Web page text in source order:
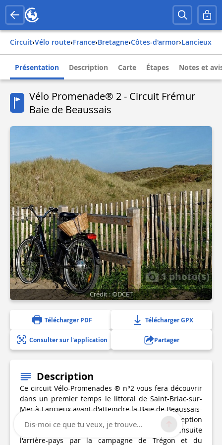
Circuit› Vélo route› france› bretagne› côtes-d'armor› lancieux
Présentation Description Carte Étapes Notes et
Vélo Promenade® 2 - Circuit Frémur
Baie de Beaussais
1 photo(s)
Crédit : ©DCET
Télécharger PDF Télécharger GPX
Consulter sur l'application Partager
Description
Ce circuit Vélo-Promenades ® n°2 vous fera découvrir
dans un premier temps le littoral de Saint-Briac-sur-
Mer à Lancieux avant d'atteindre la Baie de Beaussais-
sur-Mer. Elle héberge des sites naturels d'exception
comme les célèbres polders. Vous rejoindrez ensuite
l'arrière-pays par la campagne de Trégon et du
Dis-moi ce que tu veux, je trouve...